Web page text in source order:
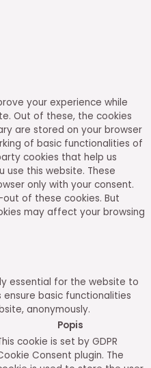
your experience while
Out of these, the cookies
are stored on your browser
of basic functionalities of
cookies that help us
use this website. These
only with your consent.
of these cookies. But
may affect your browsing
essential for the website to
basic functionalities
anonymously.
Popis
cookie is set by GDPR
Consent plugin. The